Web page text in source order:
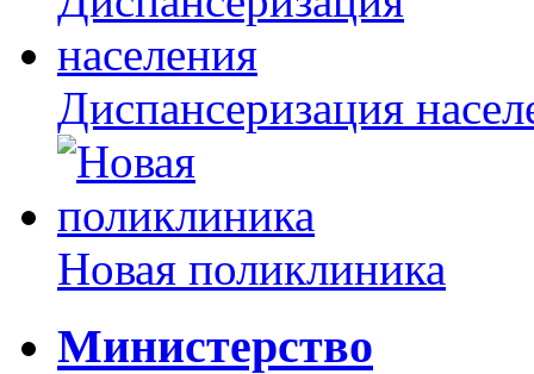
Диспансеризация
Новая поликлиника
Министерство